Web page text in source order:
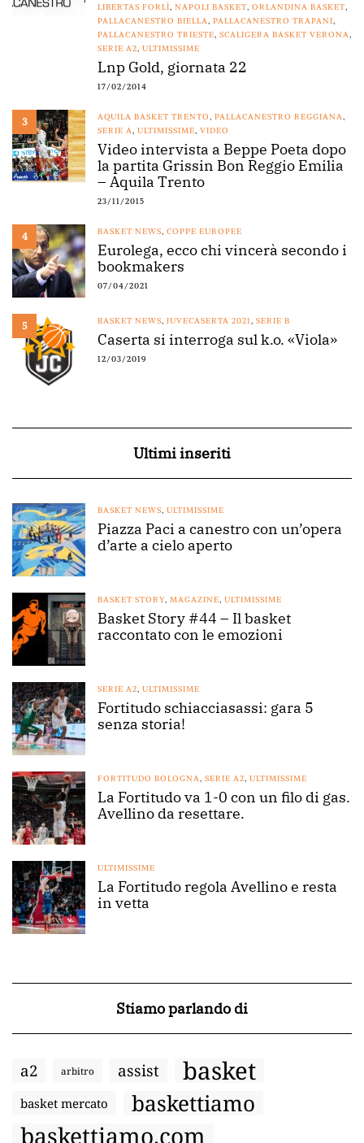
LIBERTAS FORLÌ, NAPOLI BASKET, ORLANDINA BASKET,
PALLACANESTRO BIELLA, PALLACANESTRO TRAPANI,
PALLACANESTRO TRIESTE, SCALIGERA BASKET VERONA,
SERIE A2, ULTIMISSIME
Lnp Gold, giornata 22
17/02/2014
3 AQUILA BASKET TRENTO, PALLACANESTRO REGGIANA,
SERIE A, ULTIMISSIME, VIDEO
Video intervista a Beppe Poeta dopo
la partita Grissin Bon Reggio Emilia
– Aquila Trento
23/11/2015
4 BASKET NEWS, COPPE EUROPEE
Eurolega, ecco chi vincerà secondo i
bookmakers
07/04/2021
5 BASKET NEWS, JUVECASERTA 2021, SERIE B
Caserta si interroga sul k.o. «Viola»
12/03/2019
Ultimi inseriti
BASKET NEWS, ULTIMISSIME
Piazza Paci a canestro con un’opera
d’arte a cielo aperto
BASKET STORY, MAGAZINE, ULTIMISSIME
Basket Story #44 – Il basket
raccontato con le emozioni
SERIE A2, ULTIMISSIME
Fortitudo schiacciasassi: gara 5
senza storia!
FORTITUDO BOLOGNA, SERIE A2, ULTIMISSIME
La Fortitudo va 1-0 con un filo di gas.
Avellino da resettare.
ULTIMISSIME
La Fortitudo regola Avellino e resta
in vetta
Stiamo parlando di
a2 arbitro assist basket
basket mercato baskettiamo
baskettiamo.com